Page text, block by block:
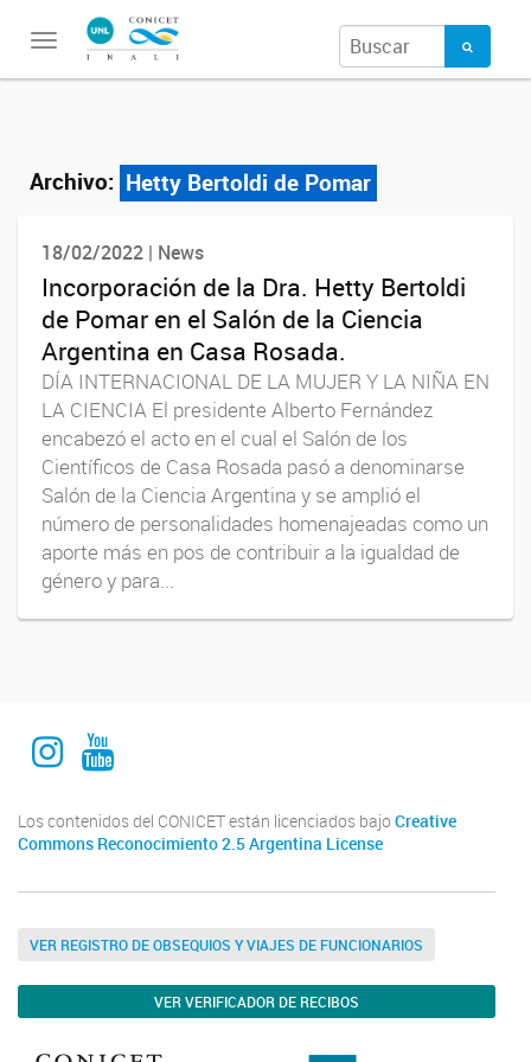
Toggle
Archivo: Hetty Bertoldi de Pomar
18/02/2022 | News
Incorporación de la Dra. Hetty Bertoldi
de Pomar en el Salón de la Ciencia
Argentina en Casa Rosada.
DÍA INTERNACIONAL DE LA MUJER Y LA NIÑA EN
LA CIENCIA El presidente Alberto Fernández
encabezó el acto en el cual el Salón de los
Científicos de Casa Rosada pasó a denominarse
Salón de la Ciencia Argentina y se amplió el
número de personalidades homenajeadas como un
aporte más en pos de contribuir a la igualdad de
género y para...
Instagram Institucional
Youtube Comuniación INALI
Los contenidos del CONICET están licenciados bajo Creative
Commons Reconocimiento 2.5 Argentina License
VER REGISTRO DE OBSEQUIOS Y VIAJES DE FUNCIONARIOS
VER VERIFICADOR DE RECIBOS